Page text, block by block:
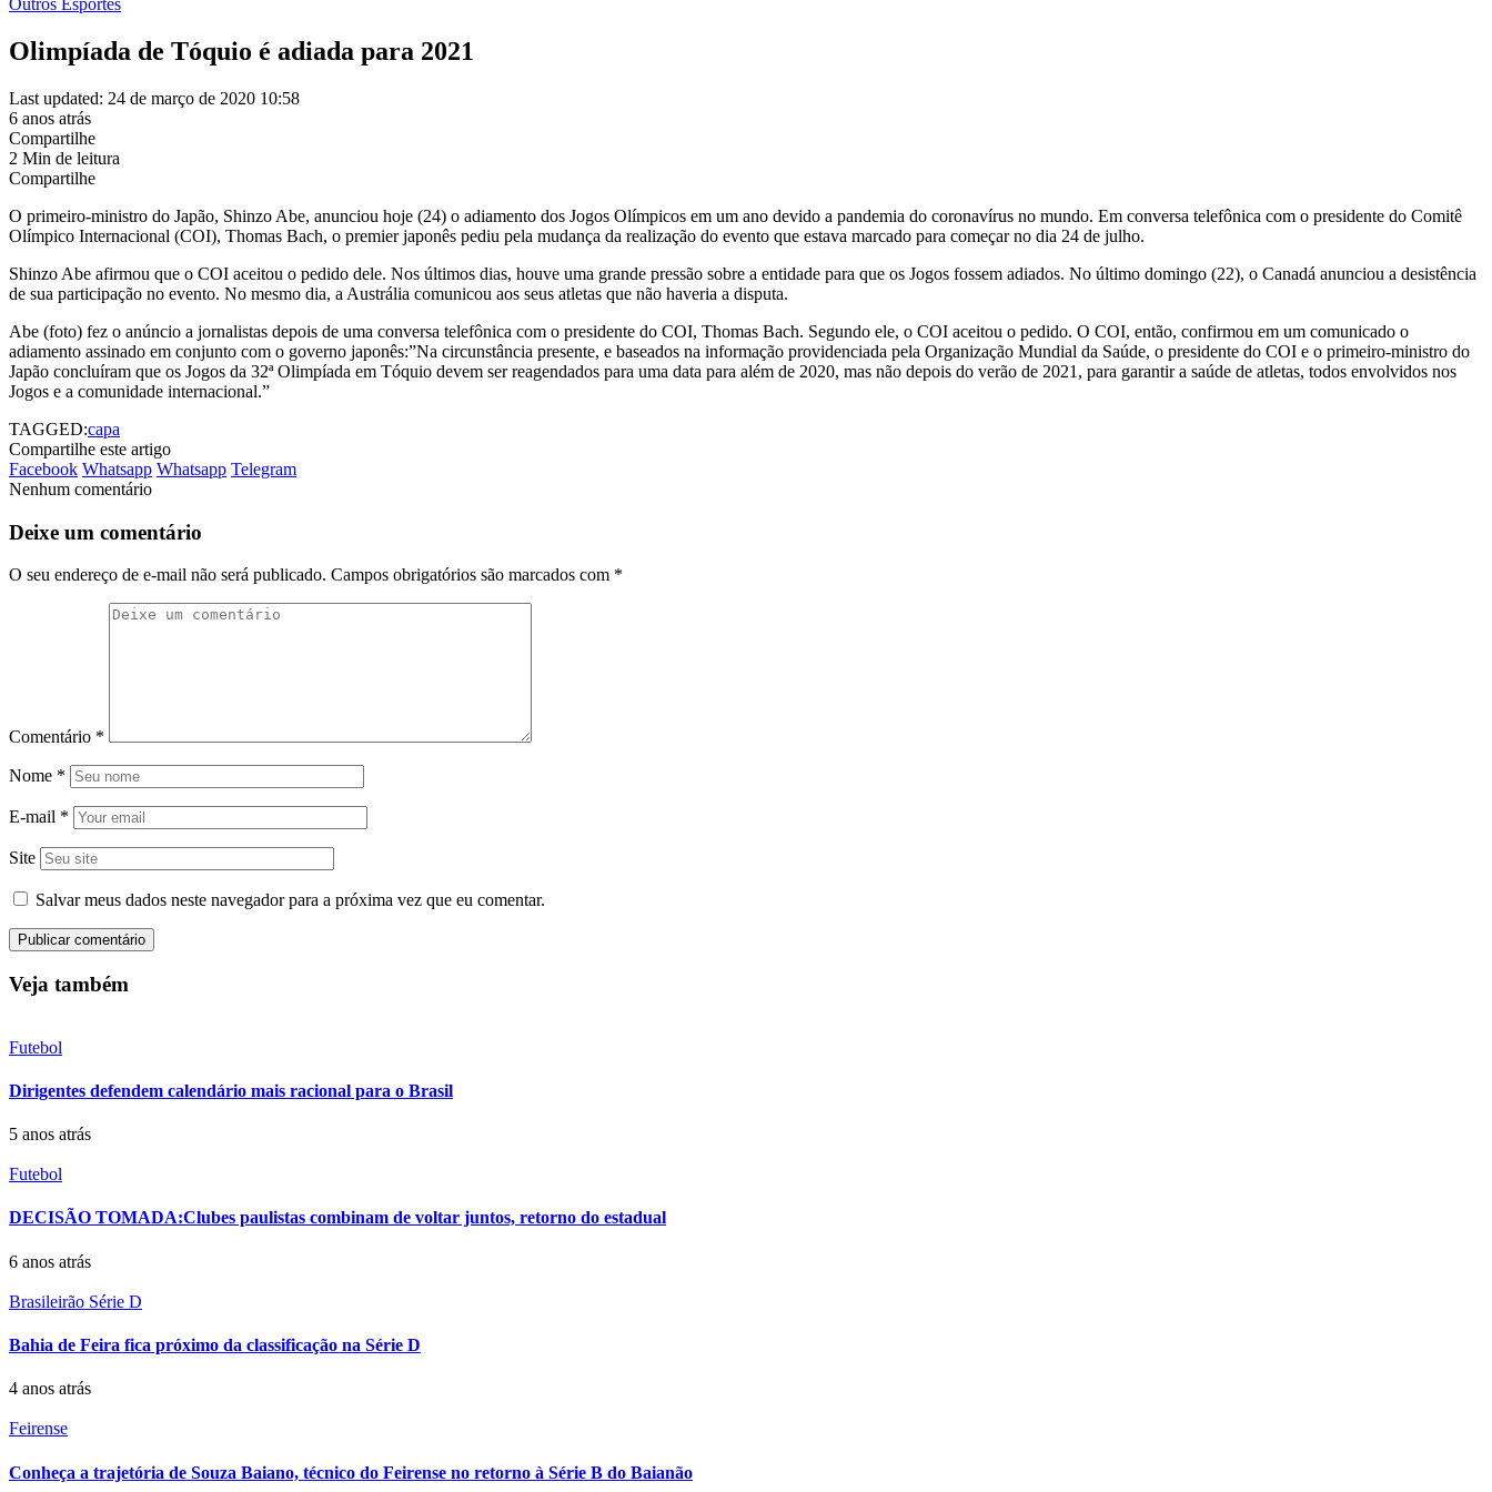
Outros Esportes
Olimpíada de Tóquio é adiada para 2021
Last updated: 24 de março de 2020 10:58
6 anos atrás
Compartilhe
2 Min de leitura
Compartilhe
O primeiro-ministro do Japão, Shinzo Abe, anunciou hoje (24) o adiamento dos Jogos Olímpicos em um ano devido a pandemia do coronavírus no mundo. Em conversa telefônica com o presidente do Comitê
Olímpico Internacional (COI), Thomas Bach, o premier japonês pediu pela mudança da realização do evento que estava marcado para começar no dia 24 de julho.
Shinzo Abe afirmou que o COI aceitou o pedido dele. Nos últimos dias, houve uma grande pressão sobre a entidade para que os Jogos fossem adiados. No último domingo (22), o Canadá anunciou a desistência
de sua participação no evento. No mesmo dia, a Austrália comunicou aos seus atletas que não haveria a disputa.
Abe (foto) fez o anúncio a jornalistas depois de uma conversa telefônica com o presidente do COI, Thomas Bach. Segundo ele, o COI aceitou o pedido. O COI, então, confirmou em um comunicado o
adiamento assinado em conjunto com o governo japonês:”Na circunstância presente, e baseados na informação providenciada pela Organização Mundial da Saúde, o presidente do COI e o primeiro-ministro do
Japão concluíram que os Jogos da 32ª Olimpíada em Tóquio devem ser reagendados para uma data para além de 2020, mas não depois do verão de 2021, para garantir a saúde de atletas, todos envolvidos nos
Jogos e a comunidade internacional.”
TAGGED:capa
Compartilhe este artigo
Facebook Whatsapp Whatsapp Telegram
Nenhum comentário
Deixe um comentário
O seu endereço de e-mail não será publicado. Campos obrigatórios são marcados com *
Comentário *
Nome *
E-mail *
Site
Salvar meus dados neste navegador para a próxima vez que eu comentar.
Veja também
Futebol
Dirigentes defendem calendário mais racional para o Brasil
5 anos atrás
Futebol
DECISÃO TOMADA:Clubes paulistas combinam de voltar juntos, retorno do estadual
6 anos atrás
Brasileirão Série D
Bahia de Feira fica próximo da classificação na Série D
4 anos atrás
Feirense
Conheça a trajetória de Souza Baiano, técnico do Feirense no retorno à Série B do Baianão